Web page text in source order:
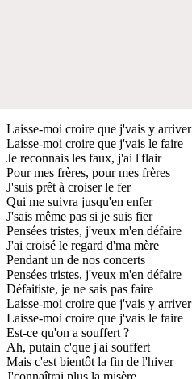
Laisse-moi croire que j'vais y arriver
Laisse-moi croire que j'vais le faire
Je reconnais les faux, j'ai l'flair
Pour mes frères, pour mes frères
J'suis prêt à croiser le fer
Qui me suivra jusqu'en enfer
J'sais même pas si je suis fier
Pensées tristes, j'veux m'en défaire
J'ai croisé le regard d'ma mère
Pendant un de nos concerts
Pensées tristes, j'veux m'en défaire
Défaitiste, je ne sais pas faire
Laisse-moi croire que j'vais y arriver
Laisse-moi croire que j'vais le faire
Est-ce qu'on a souffert ?
Ah, putain c'que j'ai souffert
Mais c'est bientôt la fin de l'hiver
J'connaîtrai plus la misère